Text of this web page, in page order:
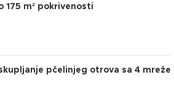
175 m² pokrivenosti
pčelinjeg otrova sa 4 mreže